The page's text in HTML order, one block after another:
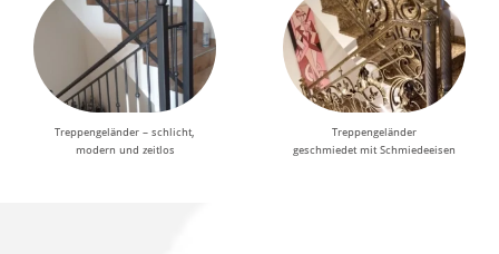
Treppengeländer – schlicht,
modern und zeitlos
Treppengeländer
geschmiedet mit Schmiedeeisen